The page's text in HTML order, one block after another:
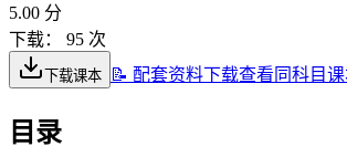
5.00 分
下载：
95 次
下载课本 📝 配套资料下载查看同科目
目录